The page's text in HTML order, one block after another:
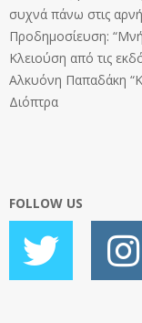
συχνά πάνω στις
Προδημοσίευση:
Κλειούση από τις
Αλκυόνη Παπαδάκη
Διόπτρα
FOLLOW US